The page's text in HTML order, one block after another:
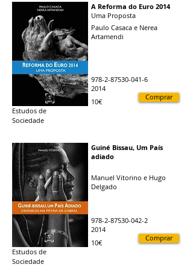
A Reforma do Euro 2014
Uma Proposta
Paulo Casaca e Nerea
Artamendi
978-2-87530-041-6
2014
10€
Comprar
Estudos de
Sociedade
Guiné Bissau, Um País
adiado
Manuel Vitorino e Hugo
Delgado
978-2-87530-042-2
2014
10€
Comprar
Estudos de
Sociedade